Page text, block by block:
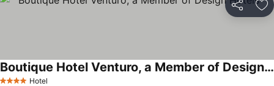
Distribuiți
Hotel
Boutique Hotel Venturo, a Member of Design Hotels™